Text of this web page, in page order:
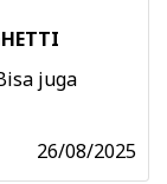
juga
26/08/2025